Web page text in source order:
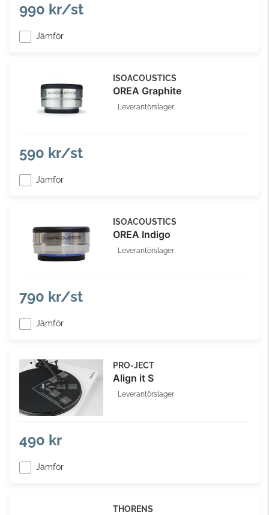
990 kr/st
Jämför
ISOACOUSTICS
OREA Graphite
Leverantörslager
590 kr/st
Jämför
ISOACOUSTICS
OREA Indigo
Leverantörslager
790 kr/st
Jämför
PRO-JECT
Align it S
Leverantörslager
490 kr
Jämför
THORENS